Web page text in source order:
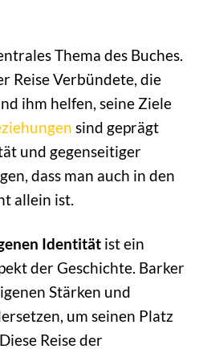
Thema des Buches.
Reise Verbündete, die
ihm helfen, seine Ziele
sind geprägt
und gegenseitiger
dass man auch in den
allein ist.
Identität ist ein
der Geschichte. Barker
Stärken und
um seinen Platz
Reise der